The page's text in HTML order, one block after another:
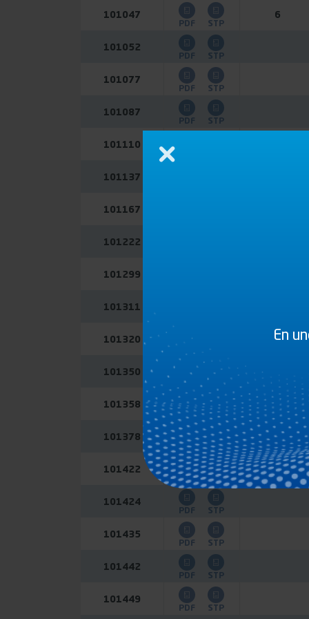
101047
PDF STP
6
101052
PDF STP
101077
PDF STP
101087
PDF STP
101110
101137
101167
101222
101299
101311
101320
STP
101350
PDF STP
101358
PDF STP
101378
PDF STP
101422
PDF
6
101424
PDF STP
101435
PDF STP
101442
PDF STP
101449
PDF STP
En